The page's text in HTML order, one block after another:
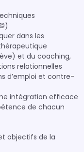
dans les
et du coaching,
relationnelles
d’emploi et contre-
intégration efficace
de chacun
objectifs de la